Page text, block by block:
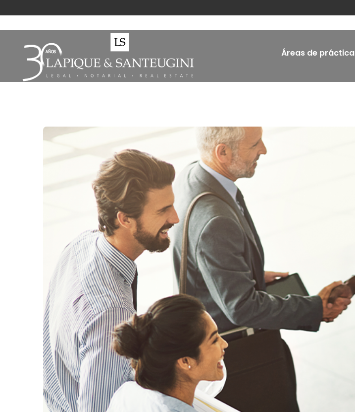
Áreas de práctica